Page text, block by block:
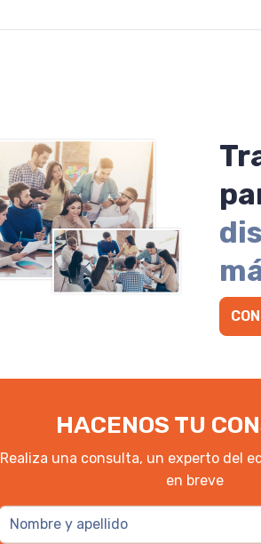
HACENOS TU
Realiza una consulta, un experto del
en breve